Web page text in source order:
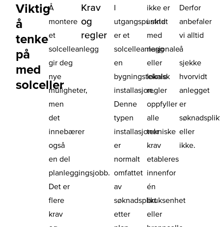
Viktig
å
tenke
på
med
solceller
Å
montere
et
solcelleanlegg
gir deg
nye
muligheter,
men
det
innebærer
også
en del
planleggingsjobb.
Det er
flere
krav
Krav
og
regler
I
utgangspunktet
er et
solcelleanlegg
en
bygningsteknisk
installasjon.
Denne
typen
installasjoner
er
normalt
omfattet
av
søknadsplikt
etter
ikke er
i strid
med
nasjonale
eller
lokale
regler
oppfyller
alle
tekniske
krav
etableres
innenfor
én
bruksenhet
eller
Derfor
anbefaler
vi alltid
å
sjekke
hvorvidt
anlegget
er
eller
ikke.